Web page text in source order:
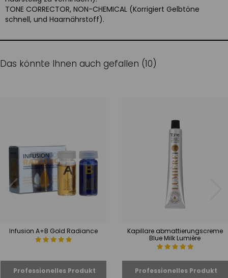
TONE CORRECTOR, NON-CHEMICAL (Korrigiert Gelbtöne
schnell, und Haarnährstoff).
Das könnte Ihnen auch gefallen (10)
Infusion A+B Gold Radiance
Kapillare abmattierungscreme
Blue Milk Lumière